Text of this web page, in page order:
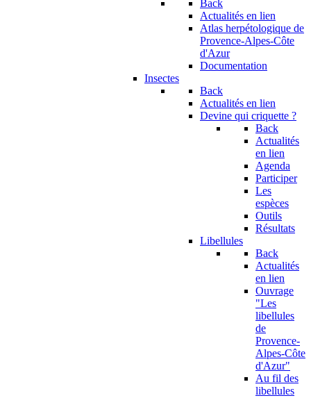
Back
Actualités en lien
Atlas herpétologique de
Provence-Alpes-Côte
d'Azur
Documentation
Insectes
Back
Actualités en lien
Devine qui criquette ?
Back
Actualités
en lien
Agenda
Participer
Les
espèces
Outils
Résultats
Libellules
Back
Actualités
en lien
Ouvrage
"Les
libellules
de
Provence-
Alpes-Côte
d'Azur"
Au fil des
libellules